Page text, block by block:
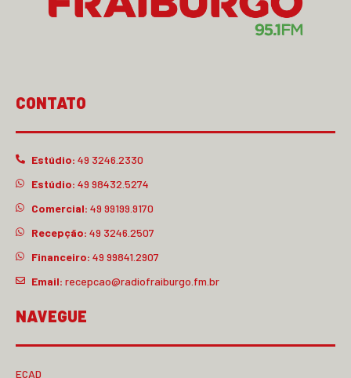
CONTATO
Estúdio: 49 3246.2330
Estúdio: 49 98432.5274
Comercial: 49 99199.9170
Recepção: 49 3246.2507
Financeiro: 49 99841.2907
Email: recepcao@radiofraiburgo.fm.br
NAVEGUE
ECAD